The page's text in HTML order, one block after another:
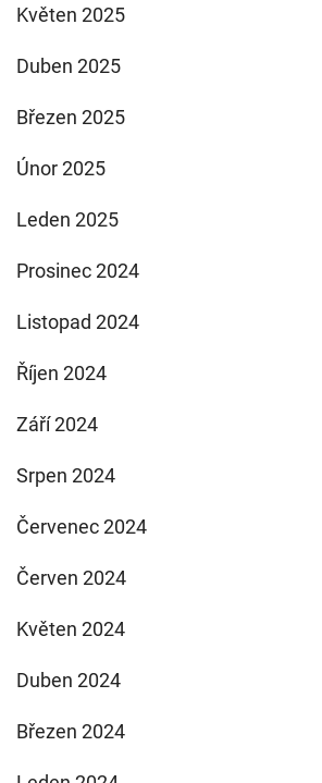
Květen 2025
Duben 2025
Březen 2025
Únor 2025
Leden 2025
Prosinec 2024
Listopad 2024
Říjen 2024
Září 2024
Srpen 2024
Červenec 2024
Červen 2024
Květen 2024
Duben 2024
Březen 2024